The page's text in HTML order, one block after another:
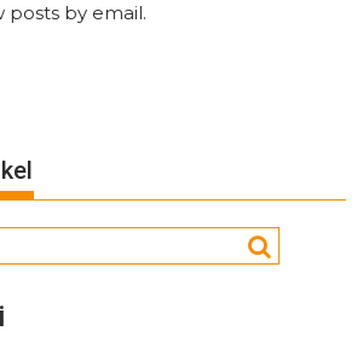
posts by email.